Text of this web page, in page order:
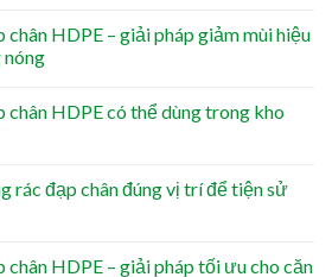
chân HDPE – giải pháp giảm mùi hiệu
nóng
chân HDPE có thể dùng trong kho
rác đạp chân đúng vị trí để tiện sử
chân HDPE – giải pháp tối ưu cho căn